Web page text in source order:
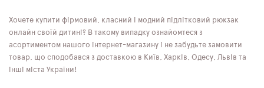
Хочете купити фірмовий, класний і модний підлітковий рюкзак
онлайн своїй дитині? В такому випадку ознайомтеся з
асортиментом нашого інтернет-магазину і не забудьте замовити
товар, що сподобався з доставкою в Київ, Харків, Одесу, Львів та
інші міста України!